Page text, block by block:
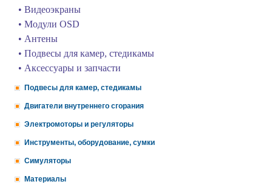
• Видеоэкраны
• Модули OSD
• Антены
• Подвесы для камер, стедикамы
• Аксессуары и запчасти
Подвесы для камер, стедикамы
Двигатели внутреннего сгорания
Электромоторы и регуляторы
Инструменты, оборудование, сумки
Симуляторы
Материалы